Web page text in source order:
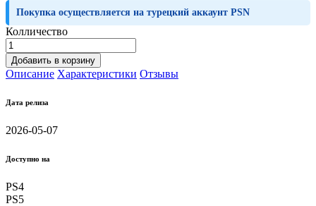
Покупка осуществляется на турецкий аккаунт PSN
Колличество
Добавить в корзину
Описание Характеристики Отзывы
Дата релиза
2026-05-07
Доступно на
PS4
PS5